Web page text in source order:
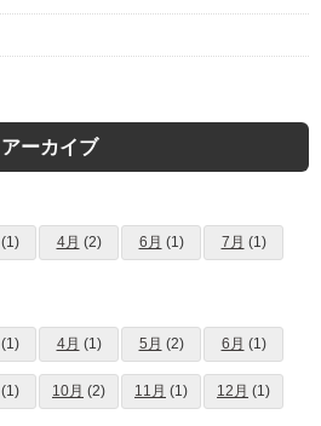
アーカイブ
(1) 4月 (2) 6月 (1) 7月 (1)
(1) 4月 (1) 5月 (2) 6月 (1)
(1) 10月 (2) 11月 (1) 12月 (1)